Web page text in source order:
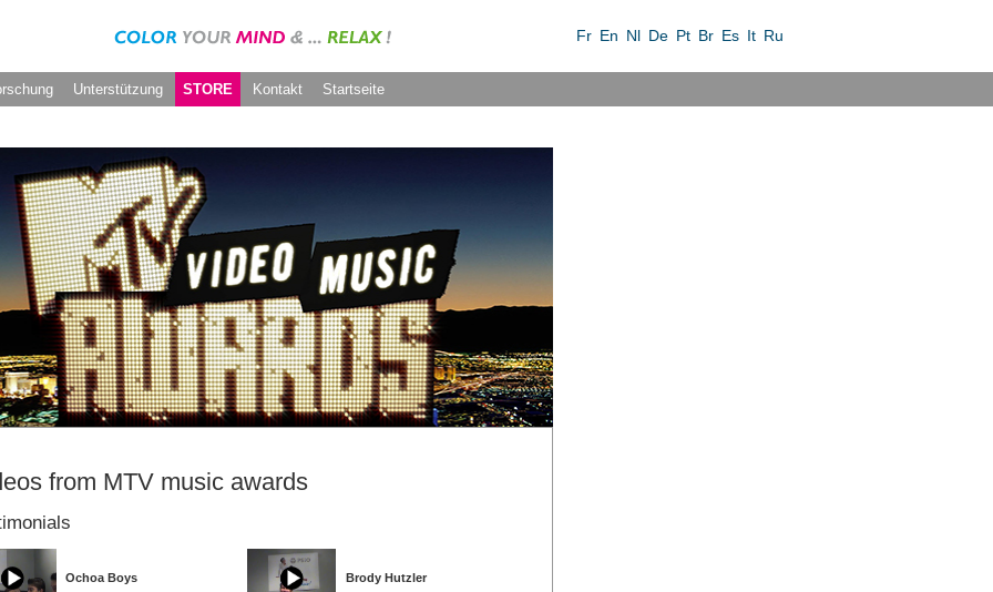
Fr En Nl De Pt Br Es It Ru
Unterstützung STORE Kontakt Startseite
from MTV music awards
Ochoa Boys Brody Hutzler